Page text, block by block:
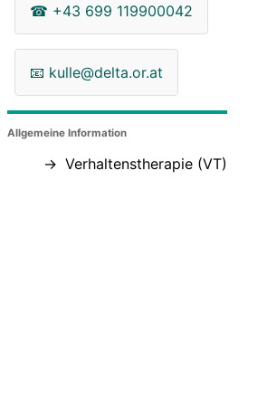
☎ +43 699 119900042
📧 kulle@delta.or.at
Allgemeine Information
Verhaltenstherapie (VT)